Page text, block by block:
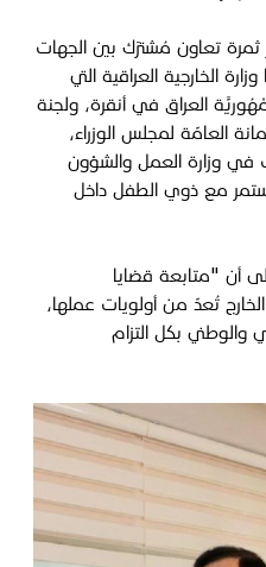
ثمرة تعاون مُشترَك بين الجهات
الخارجية العراقية التي
العراق في أنقرة، ولجنة
العامّة لمجلس الوزراء،
في وزارة العمل والشؤون
مع ذوي الطفل داخل
أن "متابعة قضايا
تُعدّ من أولويات عملها،
والوطني بكل التزام